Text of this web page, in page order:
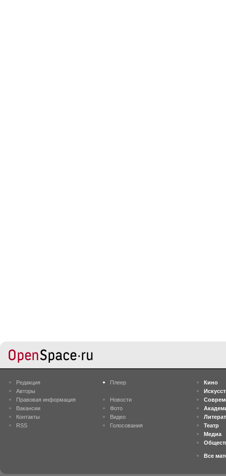
Редакция
Авторы
Правовая информация
Вакансии
Контакты
RSS
Плеер
Новости
Фото
Видео
Голосования
Кино
Театр
Медиа
Все